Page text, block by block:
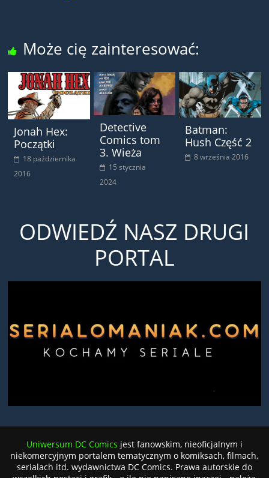
Może cię zainteresować:
Jonah Hex:
Początki
18 października
2016
Detective
Comics tom
3. Wieża
15 stycznia
2024
Batman:
Hush Część 2
8 września 2016
ODWIEDŹ NASZ DRUGI
PORTAL
Uniwersum DC Comics jest fanowskim, nieoficjalnym i
niekomercyjnym portalem tematycznym o komiksach, filmach,
serialach itd. wydawnictwa DC Comics. Prawa autorskie do